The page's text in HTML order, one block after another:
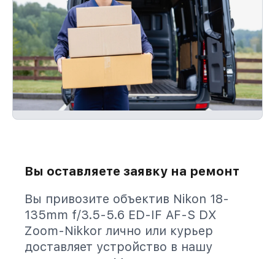
Вы оставляете заявку на ремонт
Вы привозите объектив Nikon 18-
135mm f/3.5-5.6 ED-IF AF-S DX
Zoom-Nikkor лично или курьер
доставляет устройство в нашу